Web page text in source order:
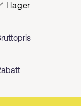
I lager